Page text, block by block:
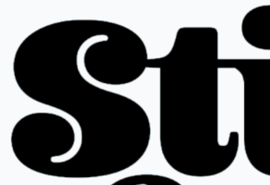
innhold